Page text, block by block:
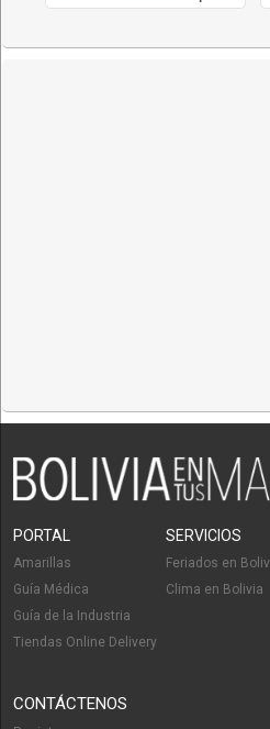
PORTAL
Amarillas
Guía Médica
Guía de la Industria
Tiendas Online Delivery
SERVICIOS
Feriados en
Clima en Bolivia
CONTÁCTENOS